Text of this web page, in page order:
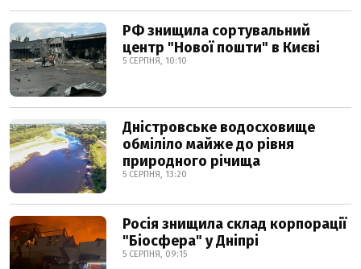
РФ знищила сортувальний
центр "Нової пошти" в Києві
5 СЕРПНЯ, 10:10
Дністровське водосховище
обміліло майже до рівня
природного річища
5 СЕРПНЯ, 13:20
Росія знищила склад корпорації
"Біосфера" у Дніпрі
5 СЕРПНЯ, 09:15